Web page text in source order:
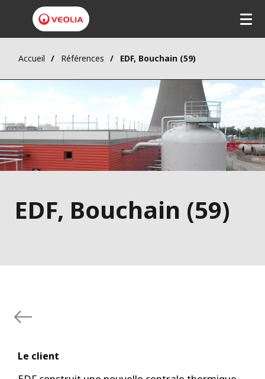
Accueil Références EDF, Bouchain (59)
EDF, Bouchain (59)
Le client